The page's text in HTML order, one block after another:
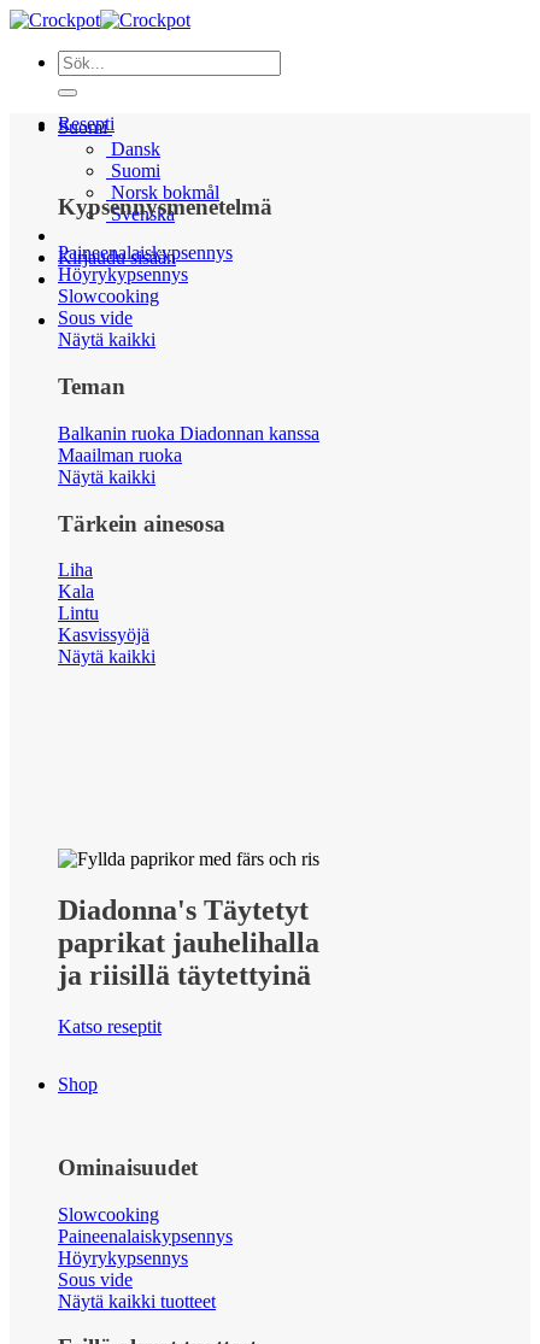
Skip
content
Suomi
Dansk
Suomi
Norsk bokmål
Svenska
Kirjaudu sisään
Resepti
Kypsennysmenetelmä
Paineenalaiskypsennys
Höyrykypsennys
Slowcooking
Sous vide
Näytä kaikki
Teman
Balkanin ruoka Diadonnan kanssa
Maailman ruoka
Näytä kaikki
Tärkein ainesosa
Liha
Kala
Lintu
Kasvissyöjä
Näytä kaikki
Diadonna's Täytetyt
paprikat jauhelihalla
ja riisillä täytettyinä
Katso reseptit
Shop
Ominaisuudet
Slowcooking
Paineenalaiskypsennys
Höyrykypsennys
Sous vide
Näytä kaikki tuotteet